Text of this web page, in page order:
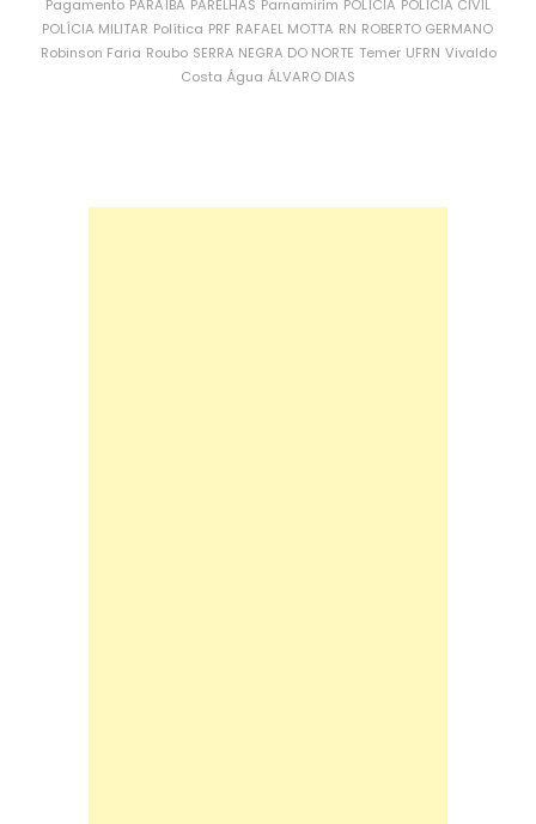
Pagamento PARAÍBA PARELHAS Parnamirim POLÍCIA POLÍCIA CIVIL
POLÍCIA MILITAR Política PRF RAFAEL MOTTA RN ROBERTO GERMANO
Robinson Faria Roubo SERRA NEGRA DO NORTE Temer UFRN Vivaldo
Costa Água ÁLVARO DIAS